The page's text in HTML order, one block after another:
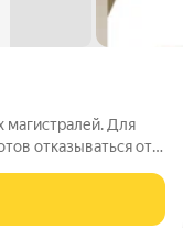
Для
отказываться от
1241300003064,